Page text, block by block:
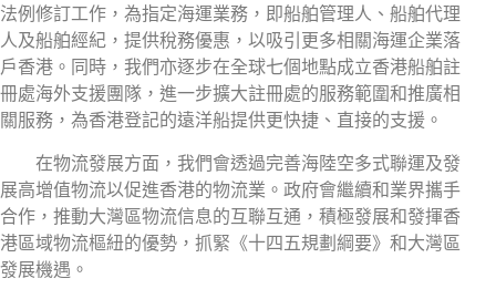
法例修訂工作，為指定海運業務，即船舶管理人、船舶代理
人及船舶經紀，提供稅務優惠，以吸引更多相關海運企業落
戶香港。同時，我們亦逐步在全球七個地點成立香港船舶註
冊處海外支援團隊，進一步擴大註冊處的服務範圍和推廣相
關服務，為香港登記的遠洋船提供更快捷、直接的支援。
在物流發展方面，我們會透過完善海陸空多式聯運及發
展高增值物流以促進香港的物流業。政府會繼續和業界攜手
合作，推動大灣區物流信息的互聯互通，積極發展和發揮香
港區域物流樞紐的優勢，抓緊《十四五規劃綱要》和大灣區
發展機遇。